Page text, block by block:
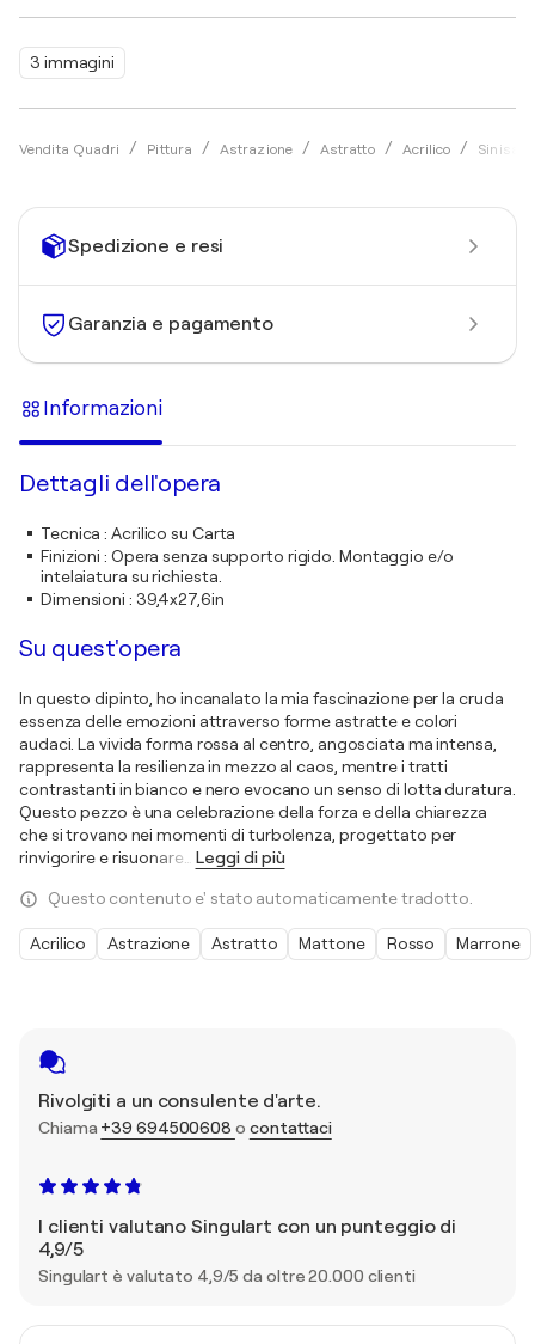
3 immagini
Vendita Quadri Pittura Astrazione Astratto Acrilico Sinisa
Spedizione e resi
Garanzia e pagamento
Rivolgiti a un consulente d'arte.
Chiama +39 694500608 o contattaci
I clienti valutano Singulart con un punteggio di
4,9/5
Singulart è valutato 4,9/5 da oltre 20.000 clienti
Informazioni
Dettagli dell'opera
Tecnica :Acrilico su Carta
Finizioni : Opera senza supporto rigido. Montaggio e/o
intelaiatura su richiesta.
Dimensioni : 39,4x27,6in
Su quest'opera
In questo dipinto, ho incanalato la mia fascinazione per la cruda
essenza delle emozioni attraverso forme astratte e colori
audaci. La vivida forma rossa al centro, angosciata ma intensa,
rappresenta la resilienza in mezzo al caos, mentre i tratti
contrastanti in bianco e nero evocano un senso di lotta duratura.
Questo pezzo è una celebrazione della forza e della chiarezza
che si trovano nei momenti di turbolenza, progettato per
rinvigorire e risuonare
Leggi di più
Questo contenuto e' stato automaticamente tradotto.
Acrilico Astrazione Astratto Mattone Rosso Marrone